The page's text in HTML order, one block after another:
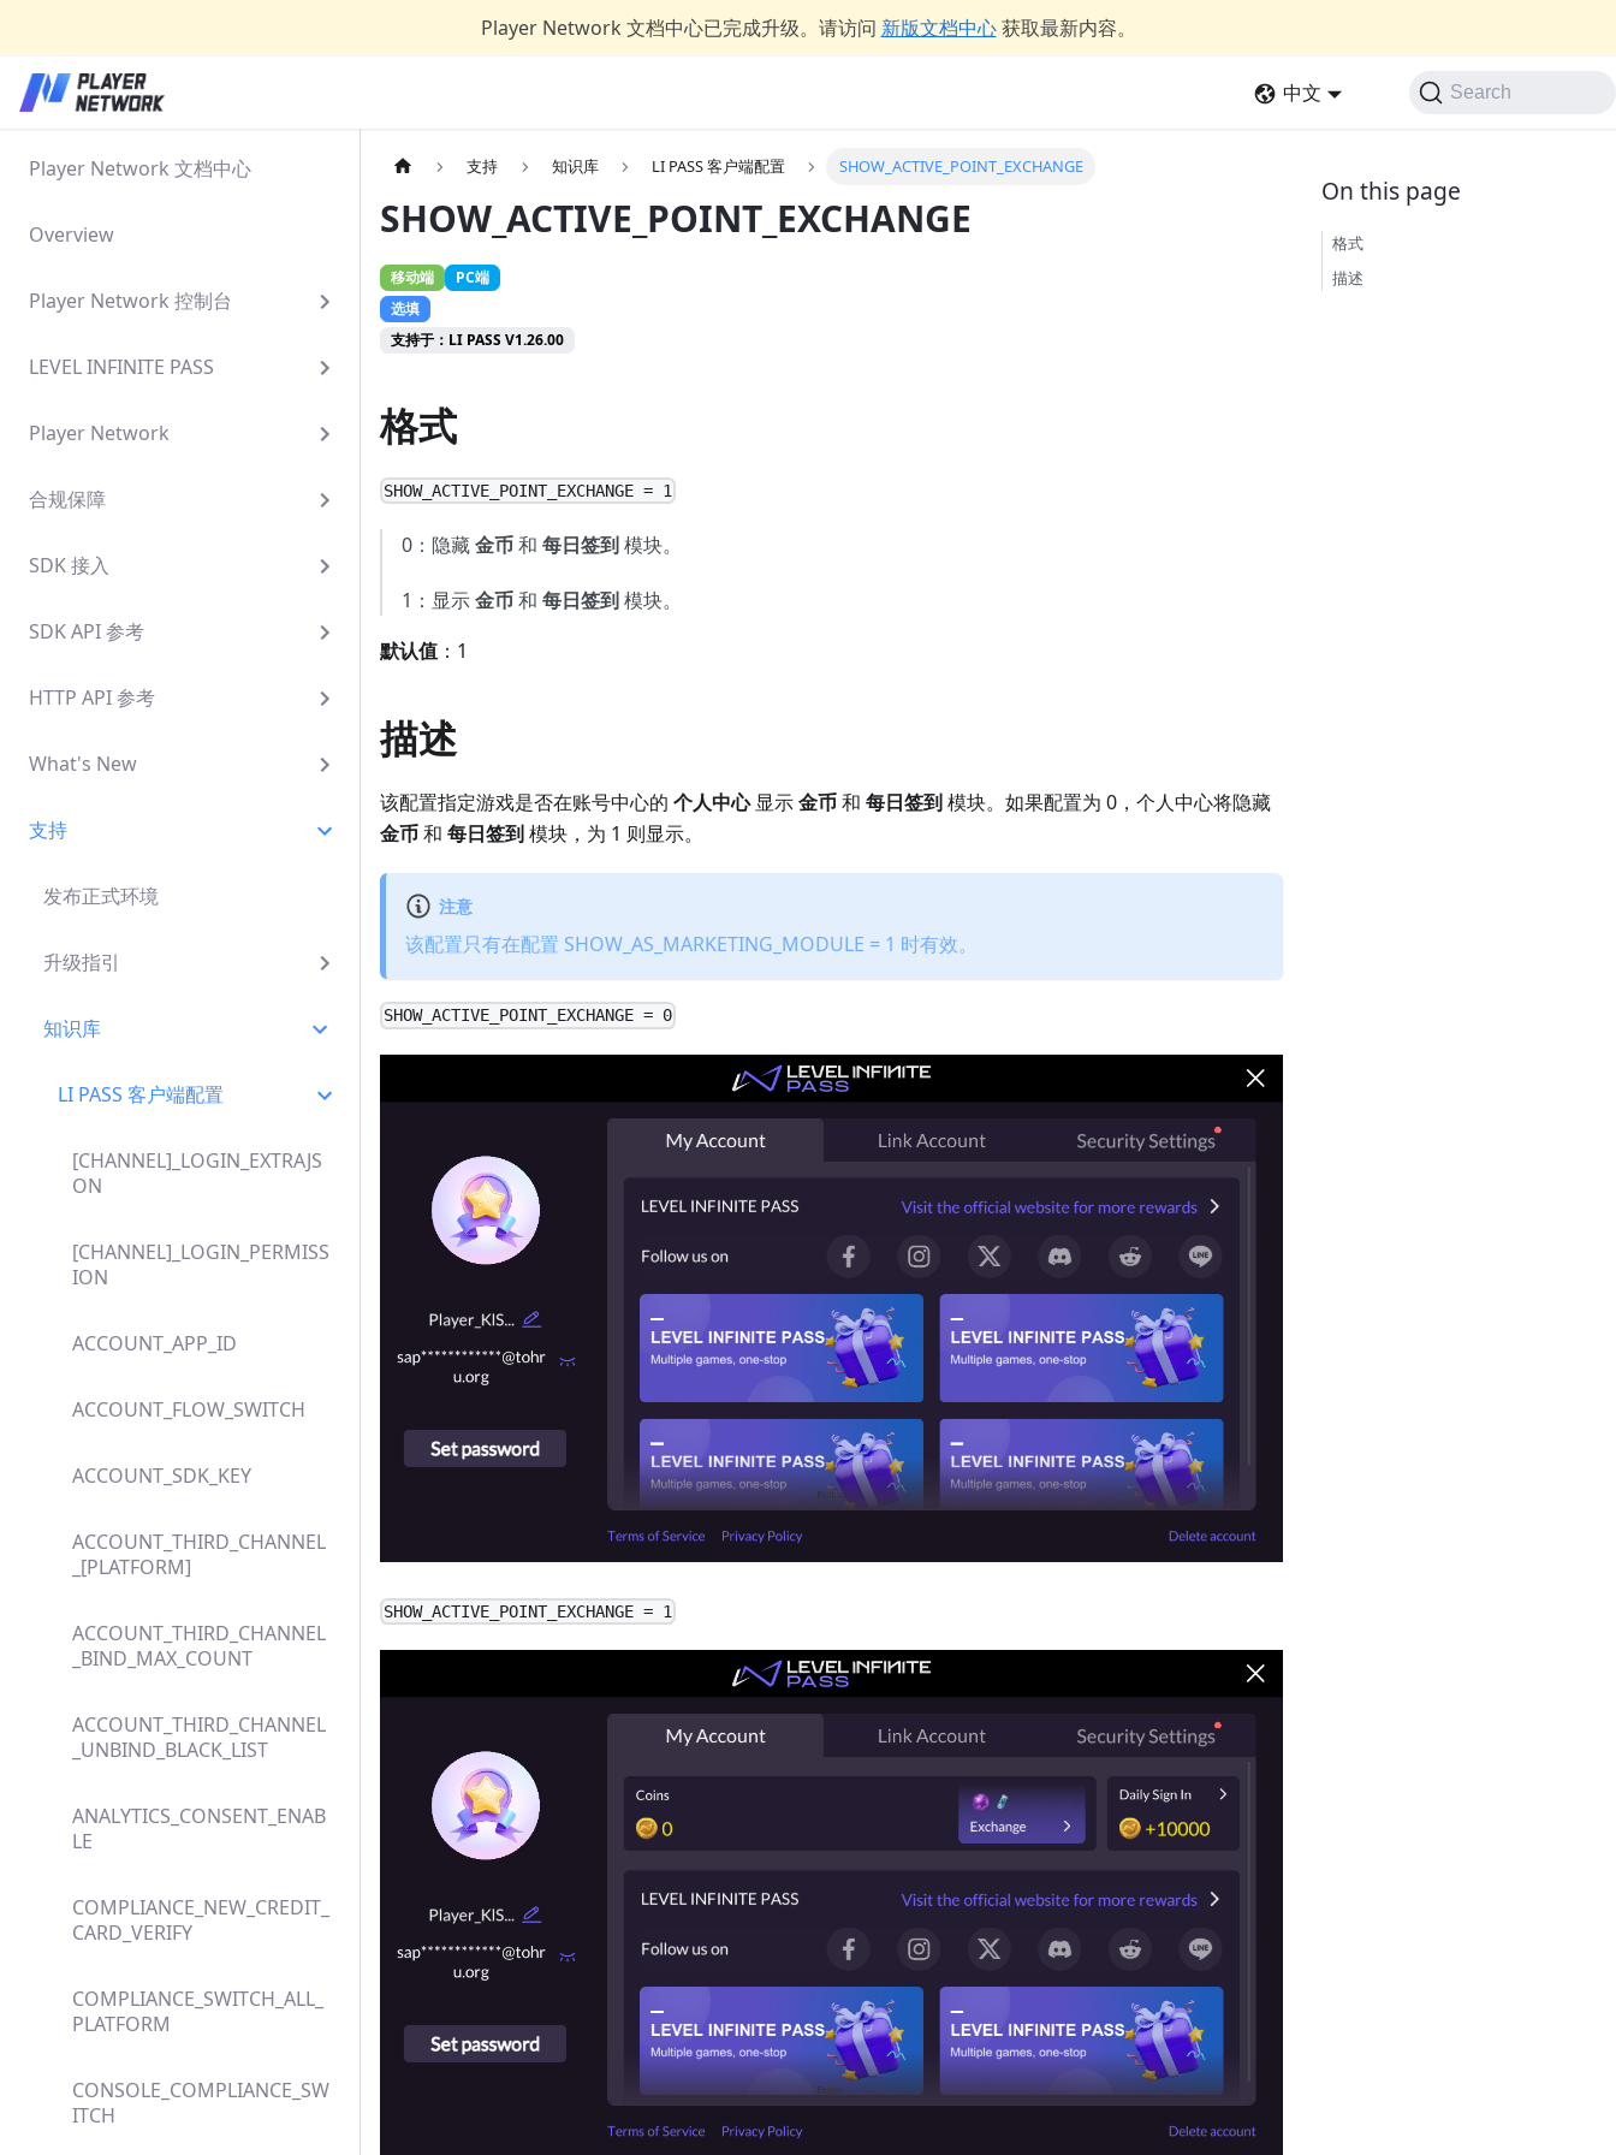
Player Network 文档中心已完成升级。请访问 新版文档中心 获取最新内容。
中文 Search
Player Network 文档中心
Overview
Player Network 控制台
LEVEL INFINITE PASS
Player Network
合规保障
SDK 接入
SDK API 参考
HTTP API 参考
What's New
支持
发布正式环境
升级指引
知识库
LI PASS 客户端配置
[CHANNEL]_LOGIN_EXTRAJS
ON
[CHANNEL]_LOGIN_PERMISS
ION
ACCOUNT_APP_ID
ACCOUNT_FLOW_SWITCH
ACCOUNT_SDK_KEY
ACCOUNT_THIRD_CHANNEL
_[PLATFORM]
ACCOUNT_THIRD_CHANNEL
_BIND_MAX_COUNT
ACCOUNT_THIRD_CHANNEL
_UNBIND_BLACK_LIST
ANALYTICS_CONSENT_ENAB
LE
COMPLIANCE_NEW_CREDIT_
CARD_VERIFY
COMPLIANCE_SWITCH_ALL_
PLATFORM
CONSOLE_COMPLIANCE_SW
ITCH
支持 知识库 LI PASS 客户端配置 SHOW_ACTIVE_POINT_EXCHANGE
SHOW_ACTIVE_POINT_EXCHANGE
移动端
PC端
选填
支持于：LI PASS V1.26.00
格式
SHOW_ACTIVE_POINT_EXCHANGE = 1
0：隐藏金币和 每日签到模块。
1：显示金币和 每日签到模块。
默认值 ：1
描述
该配置指定游戏是否在账号中心的 个人中心显示金币和 每日签到模块。如果配置为 0，个人中心将隐藏
金币和 每日签到模块，为 1 则显示。
注意
该配置只有在配置 SHOW_AS_MARKETING_MODULE = 1 时有效。
SHOW_ACTIVE_POINT_EXCHANGE = 0
SHOW_ACTIVE_POINT_EXCHANGE = 1
格式
描述